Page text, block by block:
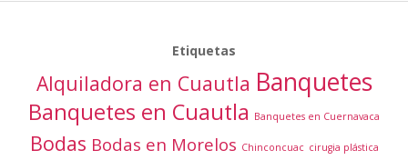
Etiquetas
Alquiladora en Cuautla Banquetes
Banquetes en Cuautla Banquetes en Cuernavaca
Bodas Bodas en Morelos Chinconcuac cirugia plástica